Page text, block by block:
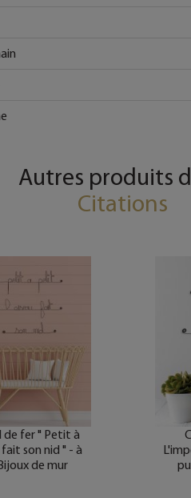
Autres produits
Citations
de fer " Petit à
son nid " - à
de mur